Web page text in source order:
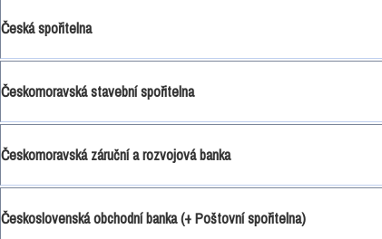
Česká spořitelna
Českomoravská stavební spořitelna
Českomoravská záruční a rozvojová banka
Československá obchodní banka (+ Poštovní spořitelna)